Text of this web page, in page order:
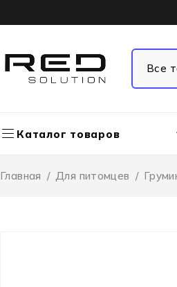
Каталог товаров
Главная / Для питомцев /